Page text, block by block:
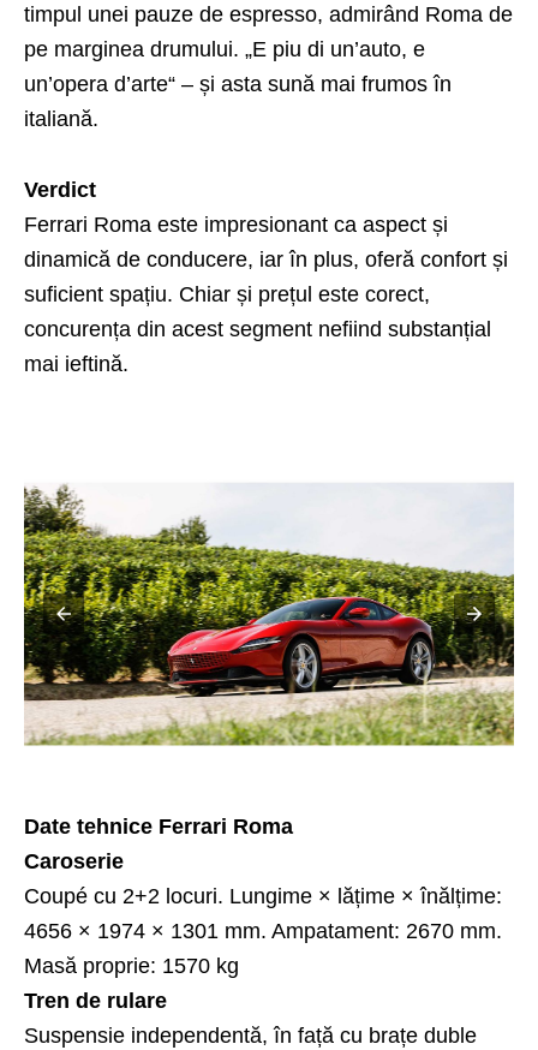
timpul unei pauze de espresso, admirând Roma de
pe marginea drumului. „E piu di un’auto, e
un’opera d’arte“ – și asta sună mai frumos în
italiană.
Verdict
Ferrari Roma este impresionant ca aspect și
dinamică de conducere, iar în plus, oferă confort și
suficient spațiu. Chiar și prețul este corect,
concurența din acest segment nefiind substanțial
mai ieftină.
Date tehnice Ferrari Roma
Caroserie
Coupé cu 2+2 locuri. Lungime × lățime × înălțime:
4656 × 1974 × 1301 mm. Ampatament: 2670 mm.
Masă proprie: 1570 kg
Tren de rulare
Suspensie independentă, în față cu brațe duble